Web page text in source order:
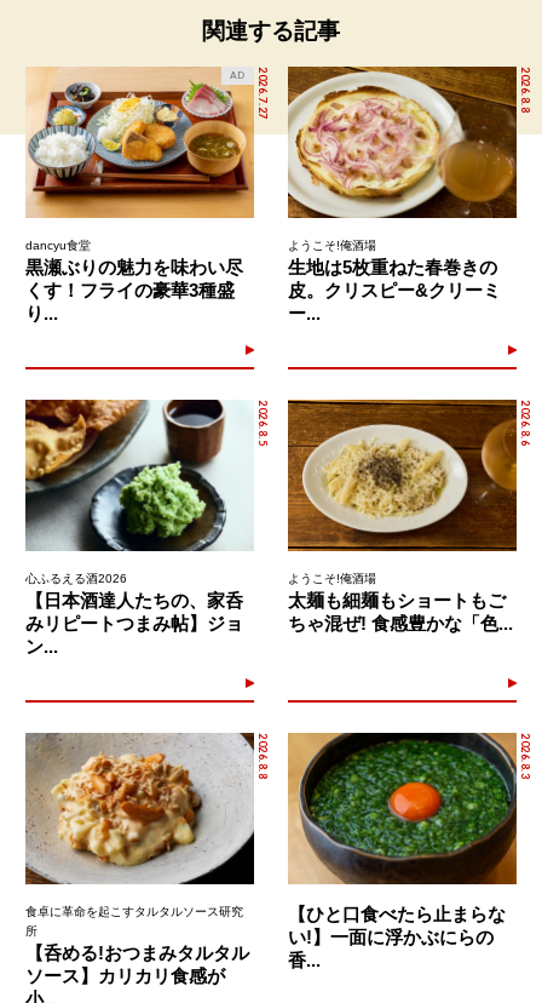
関連する記事
2026.7.27
AD
dancyu食堂
黒瀬ぶりの魅力を味わい尽
くす！フライの豪華3種盛
り...
2026.8.8
ようこそ!俺酒場
生地は5枚重ねた春巻きの
皮。クリスピー&クリーミ
ー...
2026.8.5
心ふるえる酒2026
【日本酒達人たちの、家呑
みリピートつまみ帖】ジョ
ン...
2026.8.6
ようこそ!俺酒場
太麺も細麺もショートもご
ちゃ混ぜ! 食感豊かな「色...
2026.8.8
食卓に革命を起こすタルタルソース研究
所
【呑める!おつまみタルタル
ソース】カリカリ食感が
2026.8.3
【ひと口食べたら止まらな
い!】一面に浮かぶにらの
香...